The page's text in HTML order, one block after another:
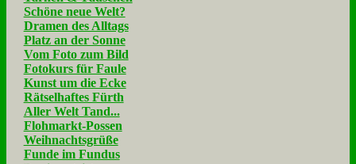
Schöne neue Welt?
Dramen des Alltags
Platz an der Sonne
Vom Foto zum Bild
Fotokurs für Faule
Kunst um die Ecke
Rätselhaftes Fürth
Aller Welt Tand...
Flohmarkt-Possen
Weihnachtsgrüße
Funde im Fundus